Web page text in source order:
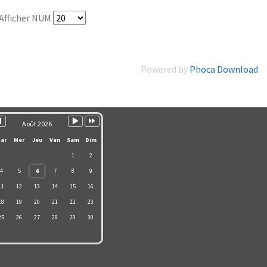
NUM
Powered by Phoca Download
Année
suivante
Mois
suivant
Août 2026
Mer Jeu Ven Sam
Dim
1
2
4 5 6 7 8
9
12 13 14 15
16
19 20 21 22
23
26 27 28 29
30